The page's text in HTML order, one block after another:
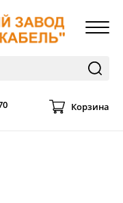
Корзина